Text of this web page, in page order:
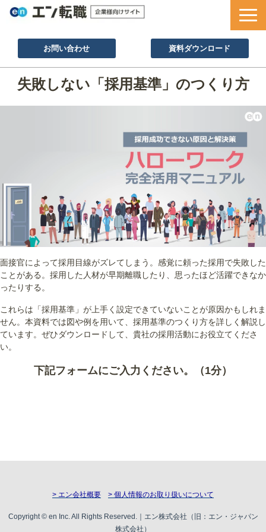
お問い合わせ 資料ダウンロード
サービス一覧
セミナー情報
お役立ち資料
失敗しない「採用基準」のつくり方
面接官によって採用目線がズレてしまう。感覚に頼った採用で失敗した
ことがある。採用した人材が早期離職したり、思ったほど活躍できなか
ったりする。
これらは「採用基準」が上手く設定できていないことが原因かもしれま
せん。本資料では図や例を用いて、採用基準のつくり方を詳しく解説し
ています。ぜひダウンロードして、貴社の採用活動にお役立てくださ
い。
下記フォームにご入力ください。（1分）
> エン会社概要 > 個人情報のお取り扱いについて
Copyright © en Inc. All Rights Reserved.｜エン株式会社（旧：エン・ジャパン
株式会社）